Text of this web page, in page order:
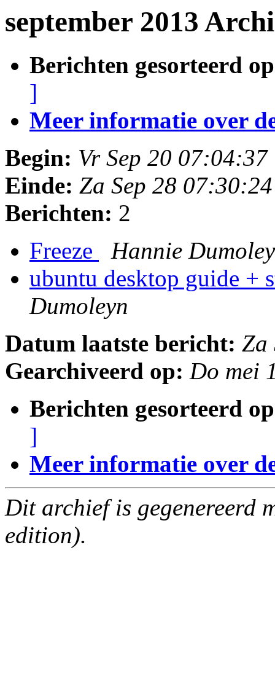
september 2013
Berichten gesorteerd
]
Meer informatie over
Begin: Vr Sep 20
Einde: Za Sep 28
Berichten: 2
Freeze
Hannie
ubuntu desktop guide +
Dumoleyn
Datum laatste bericht: Za
Gearchiveerd op: Do mei
Berichten gesorteerd
]
Meer informatie over
Dit archief is gegenereerd
edition).